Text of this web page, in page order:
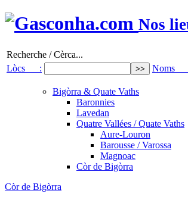
Nos
Recherche / Cèrca...
Lòcs :
Noms
Bigòrra & Quate Vaths
Baronnies
Lavedan
Quatre Vallées / Quate Vaths
Aure-Louron
Barousse / Varossa
Magnoac
Còr de Bigòrra
Còr de Bigòrra